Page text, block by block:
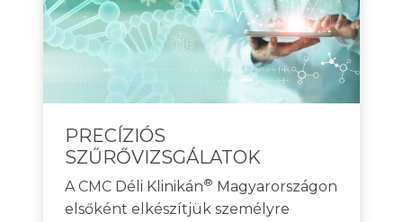
PRECÍZIÓS
SZŰRŐVIZSGÁLATOK
A CMC Déli Klinikán® Magyarországon
elsőként elkészítjük személyre